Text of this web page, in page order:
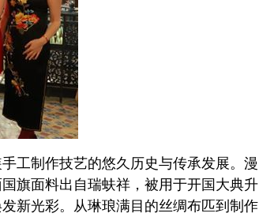
工制作技艺的悠久历史与传承发展。漫
旗面料出自瑞蚨祥，被用于开国大典升
新光彩。从琳琅满目的丝绸布匹到制作